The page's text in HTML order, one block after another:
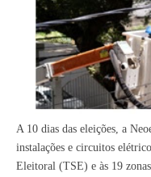
A 10 dias das eleições, a
instalações e circuitos
Eleitoral (TSE) e às 19